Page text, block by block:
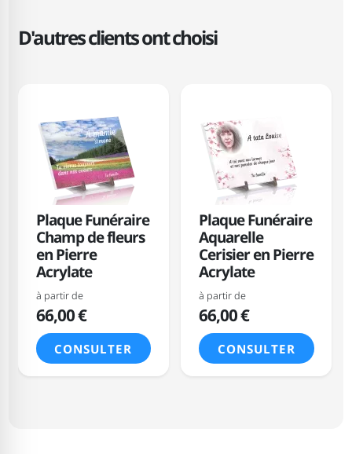
D'autres clients ont choisi
Plaque Funéraire
Champ de fleurs
en Pierre
Acrylate
à partir de
66,00 €
CONSULTER
Plaque Funéraire
Aquarelle
Cerisier en Pierre
Acrylate
à partir de
66,00 €
CONSULTER